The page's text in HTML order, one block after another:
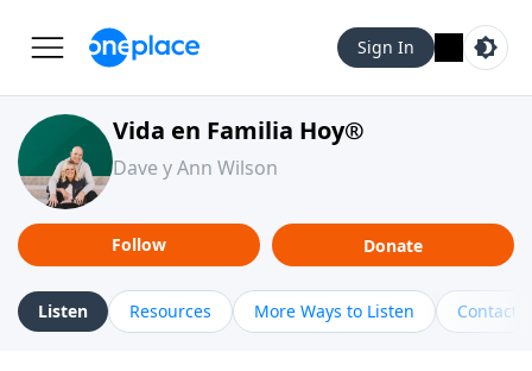
Sign In
Vida en Familia Hoy®
Dave y Ann Wilson
Follow Donate
Listen Resources More Ways to Listen Contact